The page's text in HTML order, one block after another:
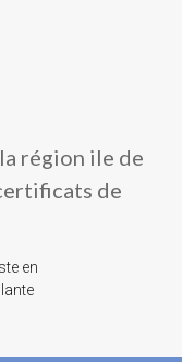
région ile de
de
en